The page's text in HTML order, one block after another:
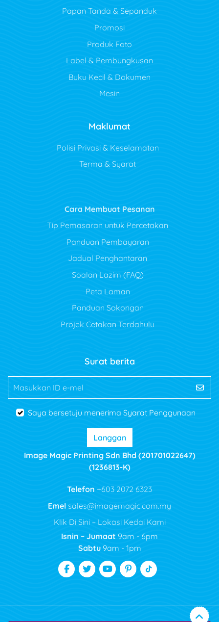
Papan Tanda & Sepanduk
Promosi
Produk Foto
Label & Pembungkusan
Buku Kecil & Dokumen
Mesin
Maklumat
Polisi Privasi & Keselamatan
Terma & Syarat
Cara Membuat Pesanan
Tip Pemasaran untuk Percetakan
Panduan Pembayaran
Jadual Penghantaran
Soalan Lazim (FAQ)
Peta Laman
Panduan Sokongan
Projek Cetakan Terdahulu
Surat berita
Masukkan ID e-mel
Saya bersetuju menerima Syarat Penggunaan
Langgan
Image Magic Printing Sdn Bhd (201701022647)
(1236813-K)
Telefon +603 2072 6323
Emel sales@imagemagic.com.my
Klik Di Sini – Lokasi Kedai Kami
Isnin – Jumaat 9am - 6pm
Sabtu9am - 1pm